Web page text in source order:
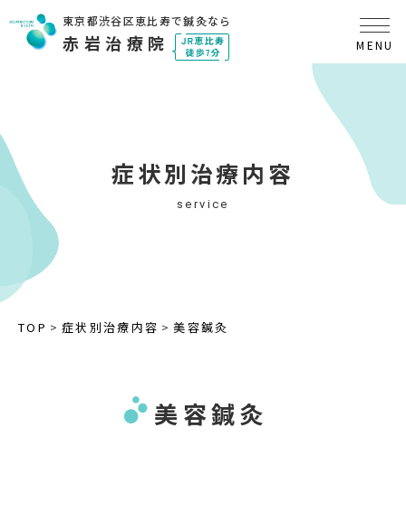
東京都渋谷区恵比寿で鍼灸なら
赤岩治療院
症状別治療内容
service
TOP 症状別治療内容 美容鍼灸
美容鍼灸